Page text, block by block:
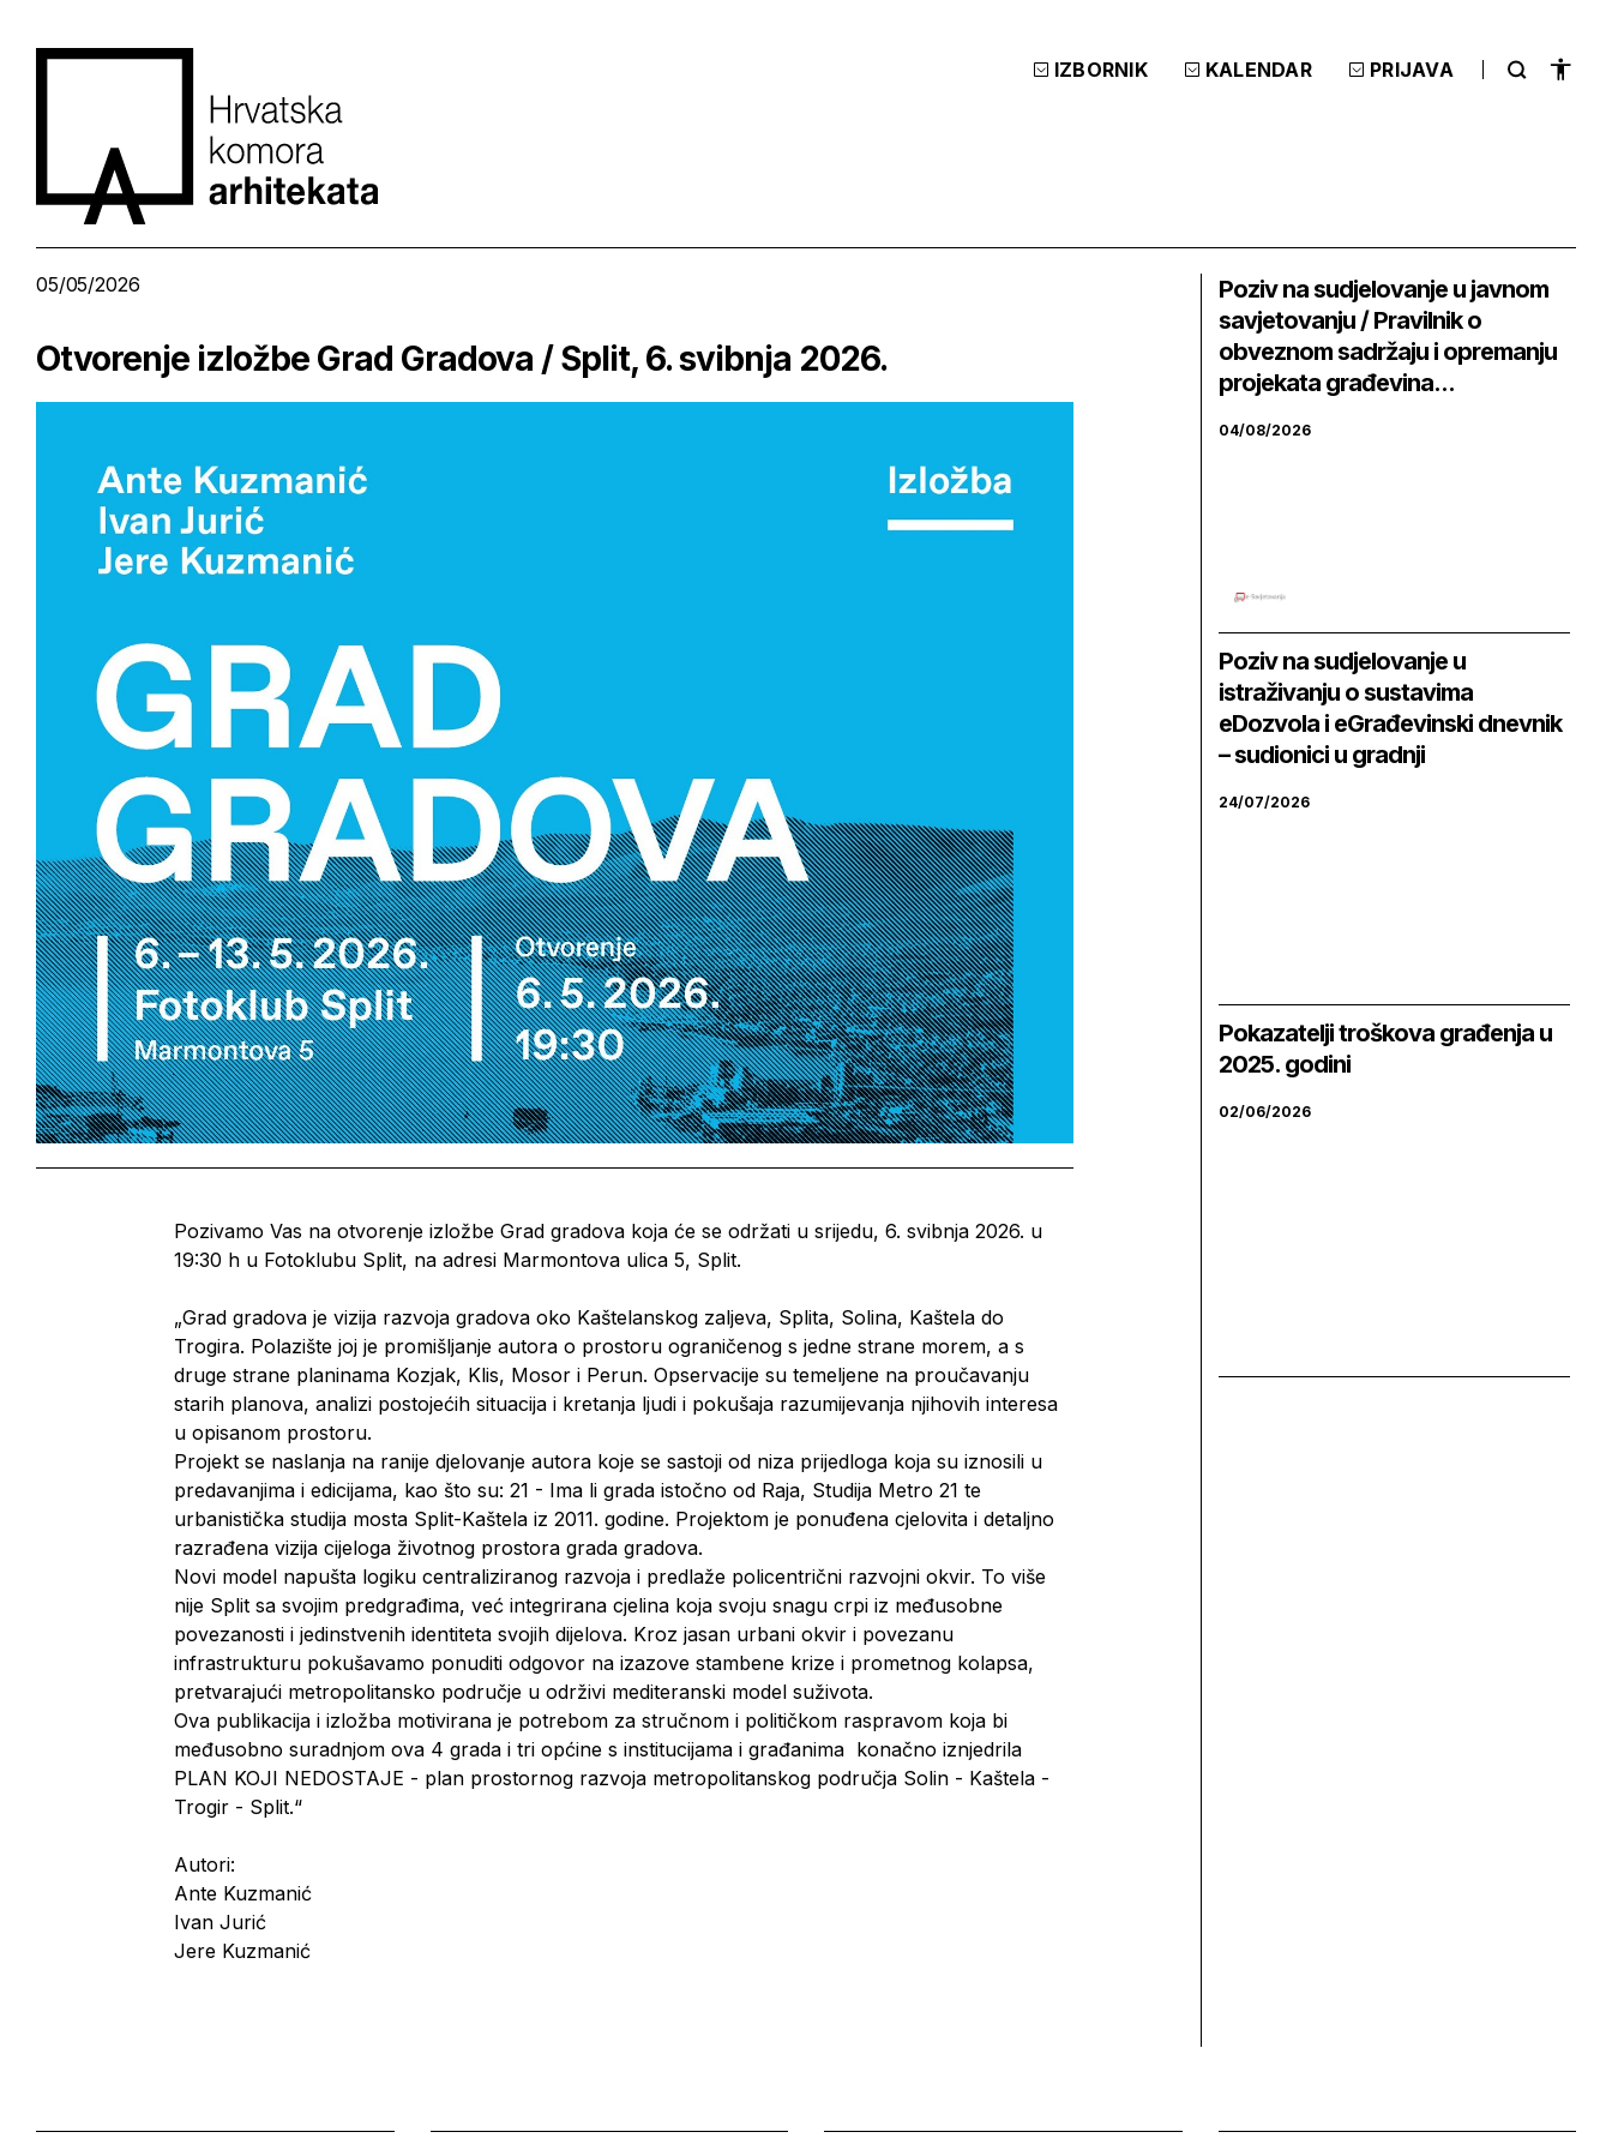
IZBORNIK KALENDAR PRIJAVA
05/05/2026
Otvorenje izložbe Grad Gradova / Split, 6. svibnja 2026.
Pozivamo Vas na otvorenje izložbe Grad gradova koja će se održati u srijedu, 6. svibnja 2026. u
19:30 h u Fotoklubu Split, na adresi Marmontova ulica 5, Split.
„Grad gradova je vizija razvoja gradova oko Kaštelanskog zaljeva, Splita, Solina, Kaštela do
Trogira. Polazište joj je promišljanje autora o prostoru ograničenog s jedne strane morem, a s
druge strane planinama Kozjak, Klis, Mosor i Perun. Opservacije su temeljene na proučavanju
starih planova, analizi postojećih situacija i kretanja ljudi i pokušaja razumijevanja njihovih interesa
u opisanom prostoru.
Projekt se naslanja na ranije djelovanje autora koje se sastoji od niza prijedloga koja su iznosili u
predavanjima i edicijama, kao što su: 21 - Ima li grada istočno od Raja, Studija Metro 21 te
urbanistička studija mosta Split-Kaštela iz 2011. godine. Projektom je ponuđena cjelovita i detaljno
razrađena vizija cijeloga životnog prostora grada gradova.
Novi model napušta logiku centraliziranog razvoja i predlaže policentrični razvojni okvir. To više
nije Split sa svojim predgrađima, već integrirana cjelina koja svoju snagu crpi iz međusobne
povezanosti i jedinstvenih identiteta svojih dijelova. Kroz jasan urbani okvir i povezanu
infrastrukturu pokušavamo ponuditi odgovor na izazove stambene krize i prometnog kolapsa,
pretvarajući metropolitansko područje u održivi mediteranski model suživota.
Ova publikacija i izložba motivirana je potrebom za stručnom i političkom raspravom koja bi
međusobno suradnjom ova 4 grada i tri općine s institucijama i građanima konačno iznjedrila
PLAN KOJI NEDOSTAJE - plan prostornog razvoja metropolitanskog područja Solin - Kaštela -
Trogir - Split.“
Autori:
Ante Kuzmanić
Ivan Jurić
Jere Kuzmanić
Poziv na sudjelovanje u javnom
savjetovanju / Pravilnik o
obveznom sadržaju i opremanju
projekata građevina...
04/08/2026
Poziv na sudjelovanje u
istraživanju o sustavima
eDozvola i eGrađevinski dnevnik
– sudionici u gradnji
24/07/2026
Pokazatelji troškova građenja u
2025. godini
02/06/2026